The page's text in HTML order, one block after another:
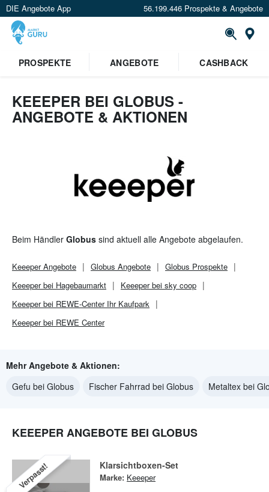
DIE Angebote App 56.199.446 Prospekte & Angebote
Standort festlegen
PROSPEKTE ANGEBOTE CASHBACK
KEEEPER BEI GLOBUS -
ANGEBOTE & AKTIONEN
Beim Händler Globus sind aktuell alle Angebote abgelaufen.
KeeeperAngebote Globus Angebote Globus Prospekte
Keeeper bei Hagebaumarkt
Keeeper bei sky coop
Keeeper bei REWE-Center Ihr Kaufpark
Keeeper bei REWE Center
Mehr Angebote & Aktionen:
Gefu bei Globus
Fischer Fahrrad bei Globus Metaltex bei
KEEEPER ANGEBOTE BEI GLOBUS
Verpasst! Klarsichtboxen-Set
Marke: Keeeper